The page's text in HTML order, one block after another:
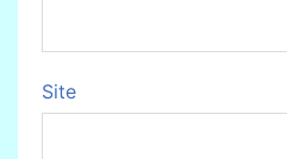
Site